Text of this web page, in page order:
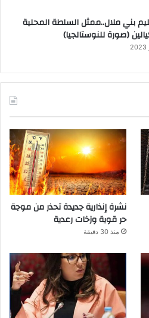
بني ملال..ممثل السلطة المحلية
(صورة للنوستالجيا)
نشرة إنذارية جديدة تحذر من موجة
حر قوية وزخات رعدية
منذ 30 دقيقة